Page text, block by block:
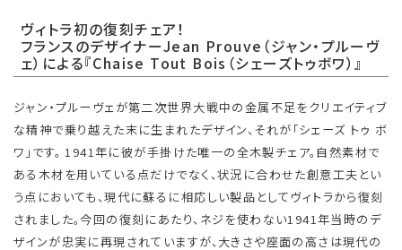
ヴィトラ初の復刻チェア！
フランスのデザイナーJean Prouve（ジャン・プルーヴ
ェ）による『Chaise Tout Bois（シェーズトゥボワ）』
ジャン・プルーヴェが第二次世界大戦中の金属不足をクリエイティブ
な精神で乗り越えた末に生まれたデザイン、それが「シェーズ トゥ ボ
ワ」です。 1941年に彼が手掛けた唯一の全木製チェア。自然素材で
ある木材を用いている点だけでなく、状況に合わせた創意工夫とい
う点においても、現代に蘇るに相応しい製品としてヴィトラから復刻
されました。今回の復刻にあたり、ネジを使わない1941年当時のデ
ザインが忠実に再現されていますが、大きさや座面の高さは現代の